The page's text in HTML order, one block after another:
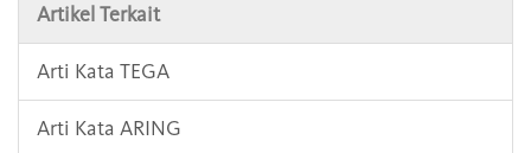
Artikel Terkait
Arti Kata TEGA
Arti Kata ARING